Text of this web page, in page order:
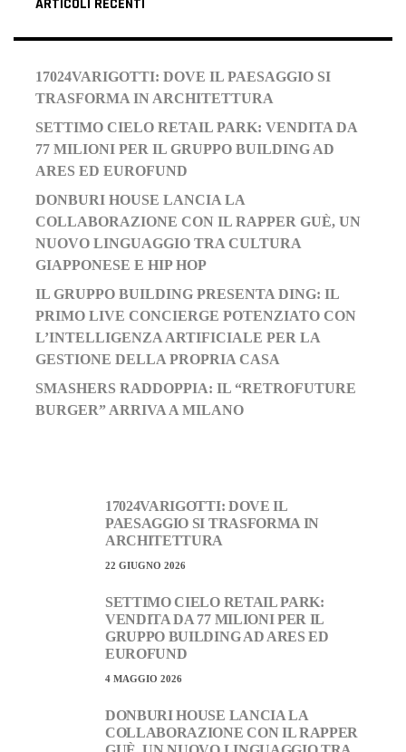
ARTICOLI RECENTI
17024VARIGOTTI: DOVE IL PAESAGGIO SI
TRASFORMA IN ARCHITETTURA
SETTIMO CIELO RETAIL PARK: VENDITA DA
77 MILIONI PER IL GRUPPO BUILDING AD
ARES ED EUROFUND
DONBURI HOUSE LANCIA LA
COLLABORAZIONE CON IL RAPPER GUÈ, UN
NUOVO LINGUAGGIO TRA CULTURA
GIAPPONESE E HIP HOP
IL GRUPPO BUILDING PRESENTA DING: IL
PRIMO LIVE CONCIERGE POTENZIATO CON
L’INTELLIGENZA ARTIFICIALE PER LA
GESTIONE DELLA PROPRIA CASA
SMASHERS RADDOPPIA: IL “RETROFUTURE
BURGER” ARRIVA A MILANO
17024VARIGOTTI: DOVE IL
PAESAGGIO SI TRASFORMA IN
ARCHITETTURA
22 GIUGNO 2026
SETTIMO CIELO RETAIL PARK:
VENDITA DA 77 MILIONI PER IL
GRUPPO BUILDING AD ARES ED
EUROFUND
4 MAGGIO 2026
DONBURI HOUSE LANCIA LA
COLLABORAZIONE CON IL RAPPER